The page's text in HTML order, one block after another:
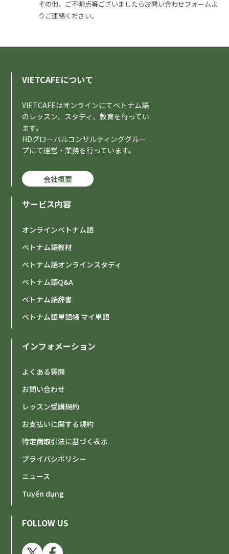
その他、ご不明点等ございましたらお問い合わせフォームよ
りご連絡ください。
VIETCAFEについて
VIETCAFEはオンラインにてベトナム語
のレッスン、スタディ、教育を行ってい
ます。
HDグローバルコンサルティンググルー
プにて運営・業務を行っています。
会社概要
サービス内容
オンラインベトナム語
ベトナム語教材
ベトナム語オンラインスタディ
ベトナム語Q&A
ベトナム語辞書
ベトナム語単語帳 マイ単語
インフォメーション
よくある質問
お問い合わせ
レッスン受講規約
お支払いに関する規約
特定商取引法に基づく表示
プライバシポリシー
ニュース
Tuyển dụng
FOLLOW US